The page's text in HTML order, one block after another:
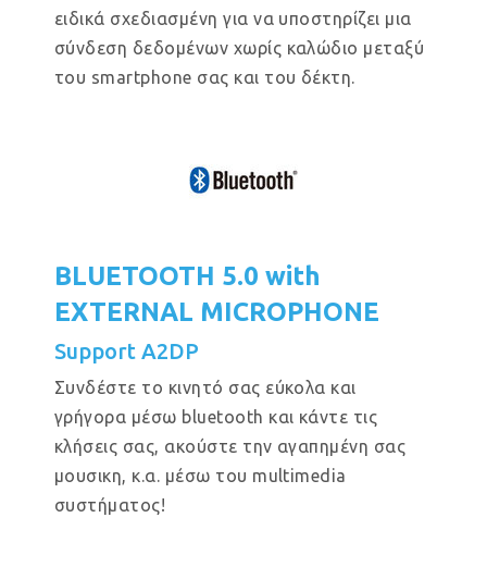
ειδικά σχεδιασμένη για να υποστηρίζει μια
σύνδεση δεδομένων χωρίς καλώδιο μεταξύ
του smartphone σας και του δέκτη.
BLUETOOTH 5.0 with
EXTERNAL MICROPHONE
Support A2DP
Συνδέστε το κινητό σας εύκολα και
γρήγορα μέσω bluetooth και κάντε τις
κλήσεις σας, ακούστε την αγαπημένη σας
μουσικη, κ.α. μέσω του multimedia
συστήματος!